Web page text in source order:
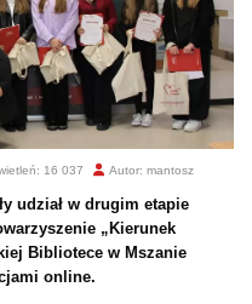
16 037 Autor: mantosz
udział w drugim etapie
„Kierunek
Bibliotece w Mszanie
online.